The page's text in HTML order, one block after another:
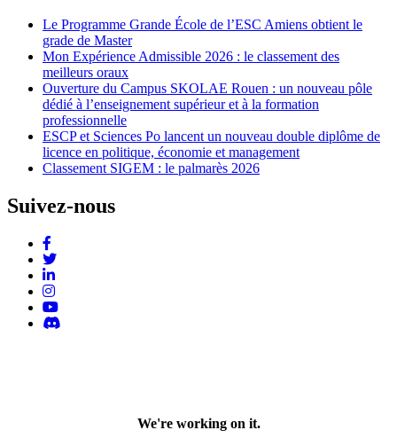
Le Programme Grande École de l’ESC Amiens obtient le
grade de Master
Mon Expérience Admissible 2026 : le classement des
meilleurs oraux
Ouverture du Campus SKOLAE Rouen : un nouveau pôle
dédié à l’enseignement supérieur et à la formation
professionnelle
ESCP et Sciences Po lancent un nouveau double diplôme de
licence en politique, économie et management
Classement SIGEM : le palmarès 2026
Suivez-nous